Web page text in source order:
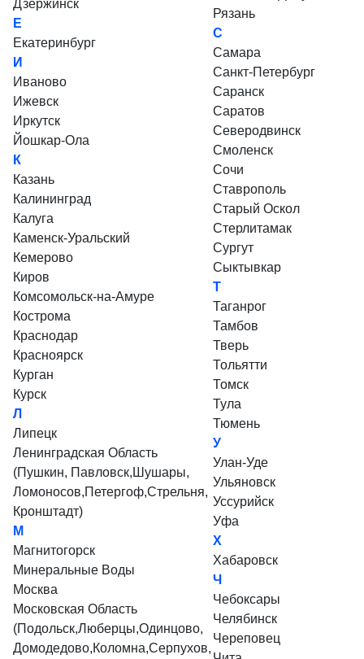
Дзержинск
Е
Екатеринбург
И
Иваново
Ижевск
Иркутск
Йошкар-Ола
К
Казань
Калининград
Калуга
Каменск-Уральский
Кемерово
Киров
Комсомольск-на-Амуре
Кострома
Краснодар
Красноярск
Курган
Курск
Л
Липецк
Ленинградская Область
(Пушкин, Павловск,Шушары,
Ломоносов,Петергоф,Стрельня,
Кронштадт)
М
Магнитогорск
Минеральные Воды
Москва
Московская Область
(Подольск,Люберцы,Одинцово,
Домодедово,Коломна,Серпухов,
Рязань
С
Самара
Санкт-Петербург
Саранск
Саратов
Северодвинск
Смоленск
Сочи
Ставрополь
Старый Оскол
Стерлитамак
Сургут
Сыктывкар
Т
Таганрог
Тамбов
Тверь
Тольятти
Томск
Тула
Тюмень
У
Улан-Уде
Ульяновск
Уссурийск
Уфа
Х
Хабаровск
Ч
Чебоксары
Челябинск
Череповец